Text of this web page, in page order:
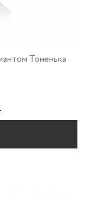
Тоненька